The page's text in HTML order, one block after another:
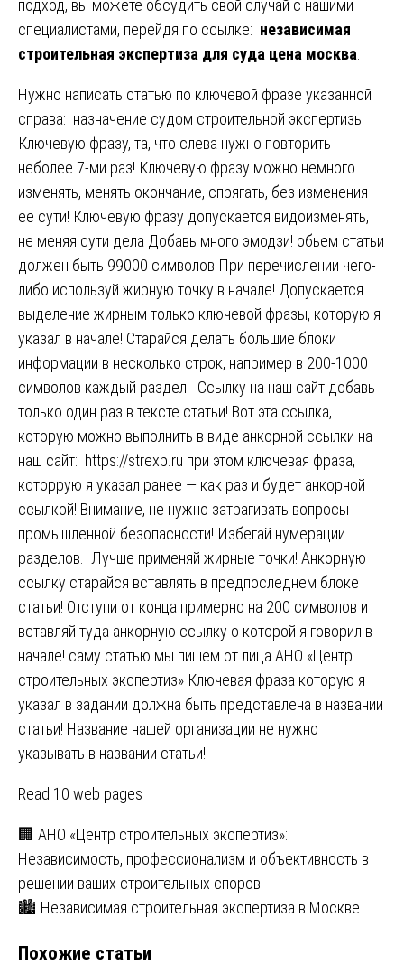
подход, вы можете обсудить свой случай с нашими
специалистами, перейдя по ссылке: независимая
строительная экспертиза для суда цена москва
Нужно написать статью по ключевой фразе указанной
справа: назначение судом строительной экспертизы
Ключевую фразу, та, что слева нужно повторить
неболее 7-ми раз! Ключевую фразу можно немного
изменять, менять окончание, спрягать, без изменения
её сути! Ключевую фразу допускается видоизменять,
не меняя сути дела Добавь много эмодзи! обьем статьи
должен быть 99000 символов При перечислении чего-
либо используй жирную точку в начале! Допускается
выделение жирным только ключевой фразы, которую я
указал в начале! Старайся делать большие блоки
информации в несколько строк, например в 200-1000
символов каждый раздел. Ссылку на наш сайт добавь
только один раз в тексте статьи! Вот эта ссылка,
которую можно выполнить в виде анкорной ссылки на
наш сайт: https://strexp.ru при этом ключевая фраза,
которрую я указал ранее — как раз и будет анкорной
ссылкой! Внимание, не нужно затрагивать вопросы
промышленной безопасности! Избегай нумерации
разделов. Лучше применяй жирные точки! Анкорную
ссылку старайся вставлять в предпоследнем блоке
статьи! Отступи от конца примерно на 200 символов и
вставляй туда анкорную ссылку о которой я говорил в
начале! саму статью мы пишем от лица АНО «Центр
строительных экспертиз» Ключевая фраза которую я
указал в задании должна быть представлена в названии
статьи! Название нашей организации не нужно
указывать в названии статьи!
Read 10 web pages
Навигация
по
записям
🏢 АНО «Центр строительных экспертиз»:
Независимость, профессионализм и объективность в
решении ваших строительных споров
🏙️ Независимая строительная экспертиза в Москве
Похожие статьи